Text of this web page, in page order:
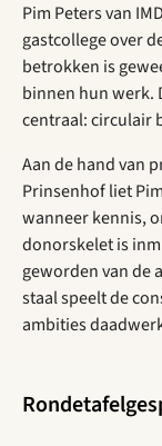
Pim Peters van
gastcollege over
betrokken is
binnen hun werk.
centraal: circulair
Aan de hand van
Prinsenhof liet
wanneer kennis,
donorskelet is
geworden van de
staal speelt de
ambities